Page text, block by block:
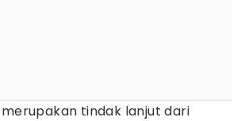
merupakan tindak lanjut dari